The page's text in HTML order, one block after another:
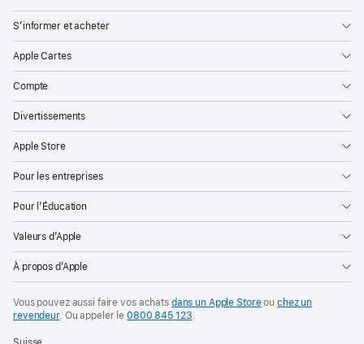
S’informer et acheter
Apple Cartes
Compte
Divertissements
Apple Store
Pour les entreprises
Pour l’Éducation
Valeurs d’Apple
À propos d’Apple
Vous pouvez aussi faire vos achats dans un Apple Storeouchez un
revendeur. Ouappeler le0800 845 123